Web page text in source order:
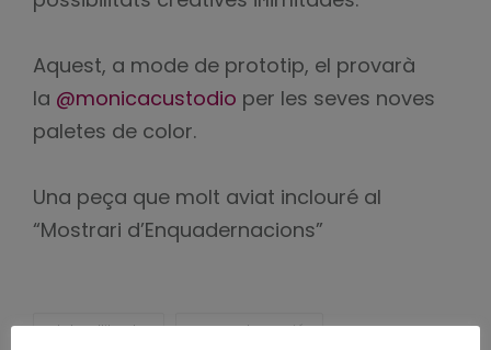
Aquest, a mode de prototip, el provarà
la @monicacustodio per les seves noves
paletes de color.
Una peça que molt aviat inclouré al
“Mostrari d’Enquadernacions”
dolça llibreta
enquadernació